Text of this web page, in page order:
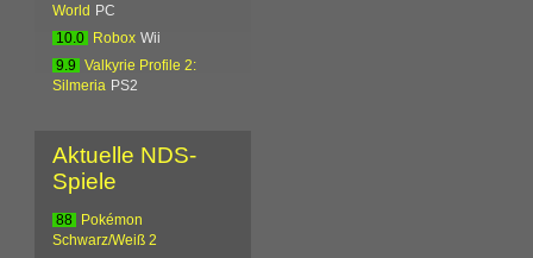
World
PC
10.0
Robox Wii
9.9
Valkyrie Profile 2:
Silmeria PS2
Aktuelle NDS-
Spiele
88
Pokémon
Schwarz/Weiß 2